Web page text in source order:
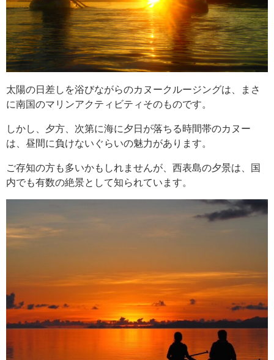
太陽の日差しを浴びながらのカヌークルージングは、まさ
に南国のマリンアクティビティそのものです。
しかし、夕方、次第に海に夕日が落ちる時間帯のカヌー
は、昼間に負けないぐらいの魅力があります。
ご存知の方も多いかもしれませんが、西表島の夕景は、国
内でも有数の絶景として知られています。